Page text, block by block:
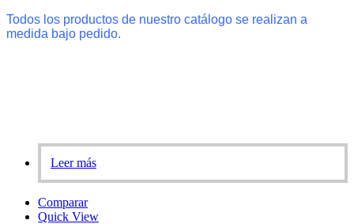
Todos los productos de nuestro catálogo se realizan a
medida bajo pedido.
Leer más
Comparar
Quick View